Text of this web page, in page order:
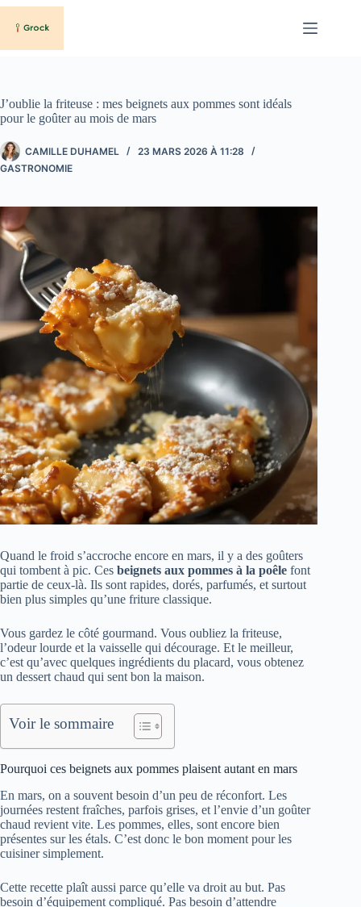
Passer
contenu
J’oublie la friteuse : mes beignets aux pommes sont idéals
pour le goûter au mois de mars
CAMILLE DUHAMEL
23 MARS 2026 À 11:28
GASTRONOMIE
Quand le froid s’accroche encore en mars, il y a des goûters
qui tombent à pic. Ces beignets aux pommes à la poêle font
partie de ceux-là. Ils sont rapides, dorés, parfumés, et surtout
bien plus simples qu’une friture classique.
Vous gardez le côté gourmand. Vous oubliez la friteuse,
l’odeur lourde et la vaisselle qui décourage. Et le meilleur,
c’est qu’avec quelques ingrédients du placard, vous obtenez
un dessert chaud qui sent bon la maison.
Voir le sommaire
Pourquoi ces beignets aux pommes plaisent autant en mars
En mars, on a souvent besoin d’un peu de réconfort. Les
journées restent fraîches, parfois grises, et l’envie d’un goûter
chaud revient vite. Les pommes, elles, sont encore bien
présentes sur les étals. C’est donc le bon moment pour les
cuisiner simplement.
Cette recette plaît aussi parce qu’elle va droit au but. Pas
besoin d’équipement compliqué. Pas besoin d’attendre